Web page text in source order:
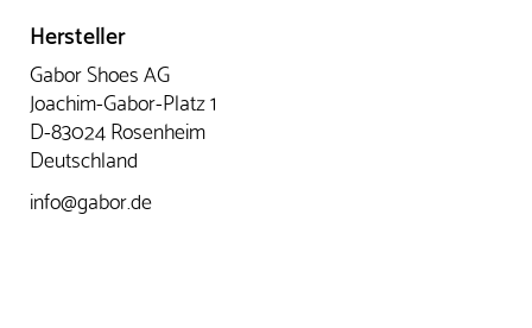
Hersteller
Gabor Shoes AG
Joachim-Gabor-Platz 1
D-83024 Rosenheim
Deutschland
info@gabor.de